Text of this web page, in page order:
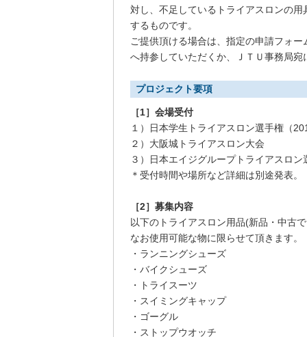
対し、不足しているトライアスロンの
するものです。
ご提供頂ける場合は、指定の申請フォ
へ持参していただくか、ＪＴＵ事務局宛
プロジェクト要項
［1］会場受付
１）日本学生トライアスロン選手権（
２）大阪城トライアスロン大会
３）日本エイジグループトライアスロ
＊受付時間や場所など詳細は別途発表。
［2］募集内容
以下のトライアスロン用品(新品・中古
なお使用可能な物に限らせて頂きます。
・ランニングシューズ
・バイクシューズ
・トライスーツ
・スイミングキャップ
・ゴーグル
・ストップウオッチ